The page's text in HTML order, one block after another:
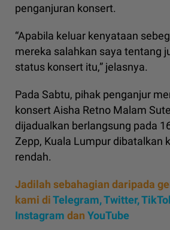
penganjuran konsert.
“Apabila keluar kenyataan
mereka salahkan saya tentang
status konsert itu,” jelasnya.
Pada Sabtu, pihak penganjur
konsert Aisha Retno Malam
dijadualkan berlangsung pada
Zepp, Kuala Lumpur dibatalkan
rendah.
Jadilah sebahagian daripada
kami diTelegram,Twitter,
Instagram dan YouTube